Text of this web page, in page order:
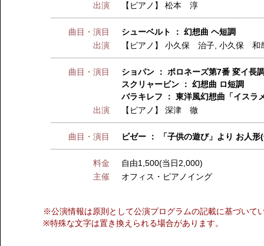
出演
【ピアノ】松本 淳
曲目・演目
シューベルト ： 幻想曲 ヘ短調
出演
【ピアノ】小久保 治子 ,小久保 和
曲目・演目
ショパン ： ポロネーズ第7番 変イ長
スクリャービン ： 幻想曲 ロ短調
バラキレフ ： 東洋風幻想曲「イスラ
出演
【ピアノ】深津 徹
曲目・演目 ビゼー ： 「子供の遊び」より お人
料金
自由1,500(当日2,000)
主催
オフィス・ピアノイング
※公演情報は原則として公演プログラムの記載に基づいて
※特殊な文字は置き換えられる場合があります。